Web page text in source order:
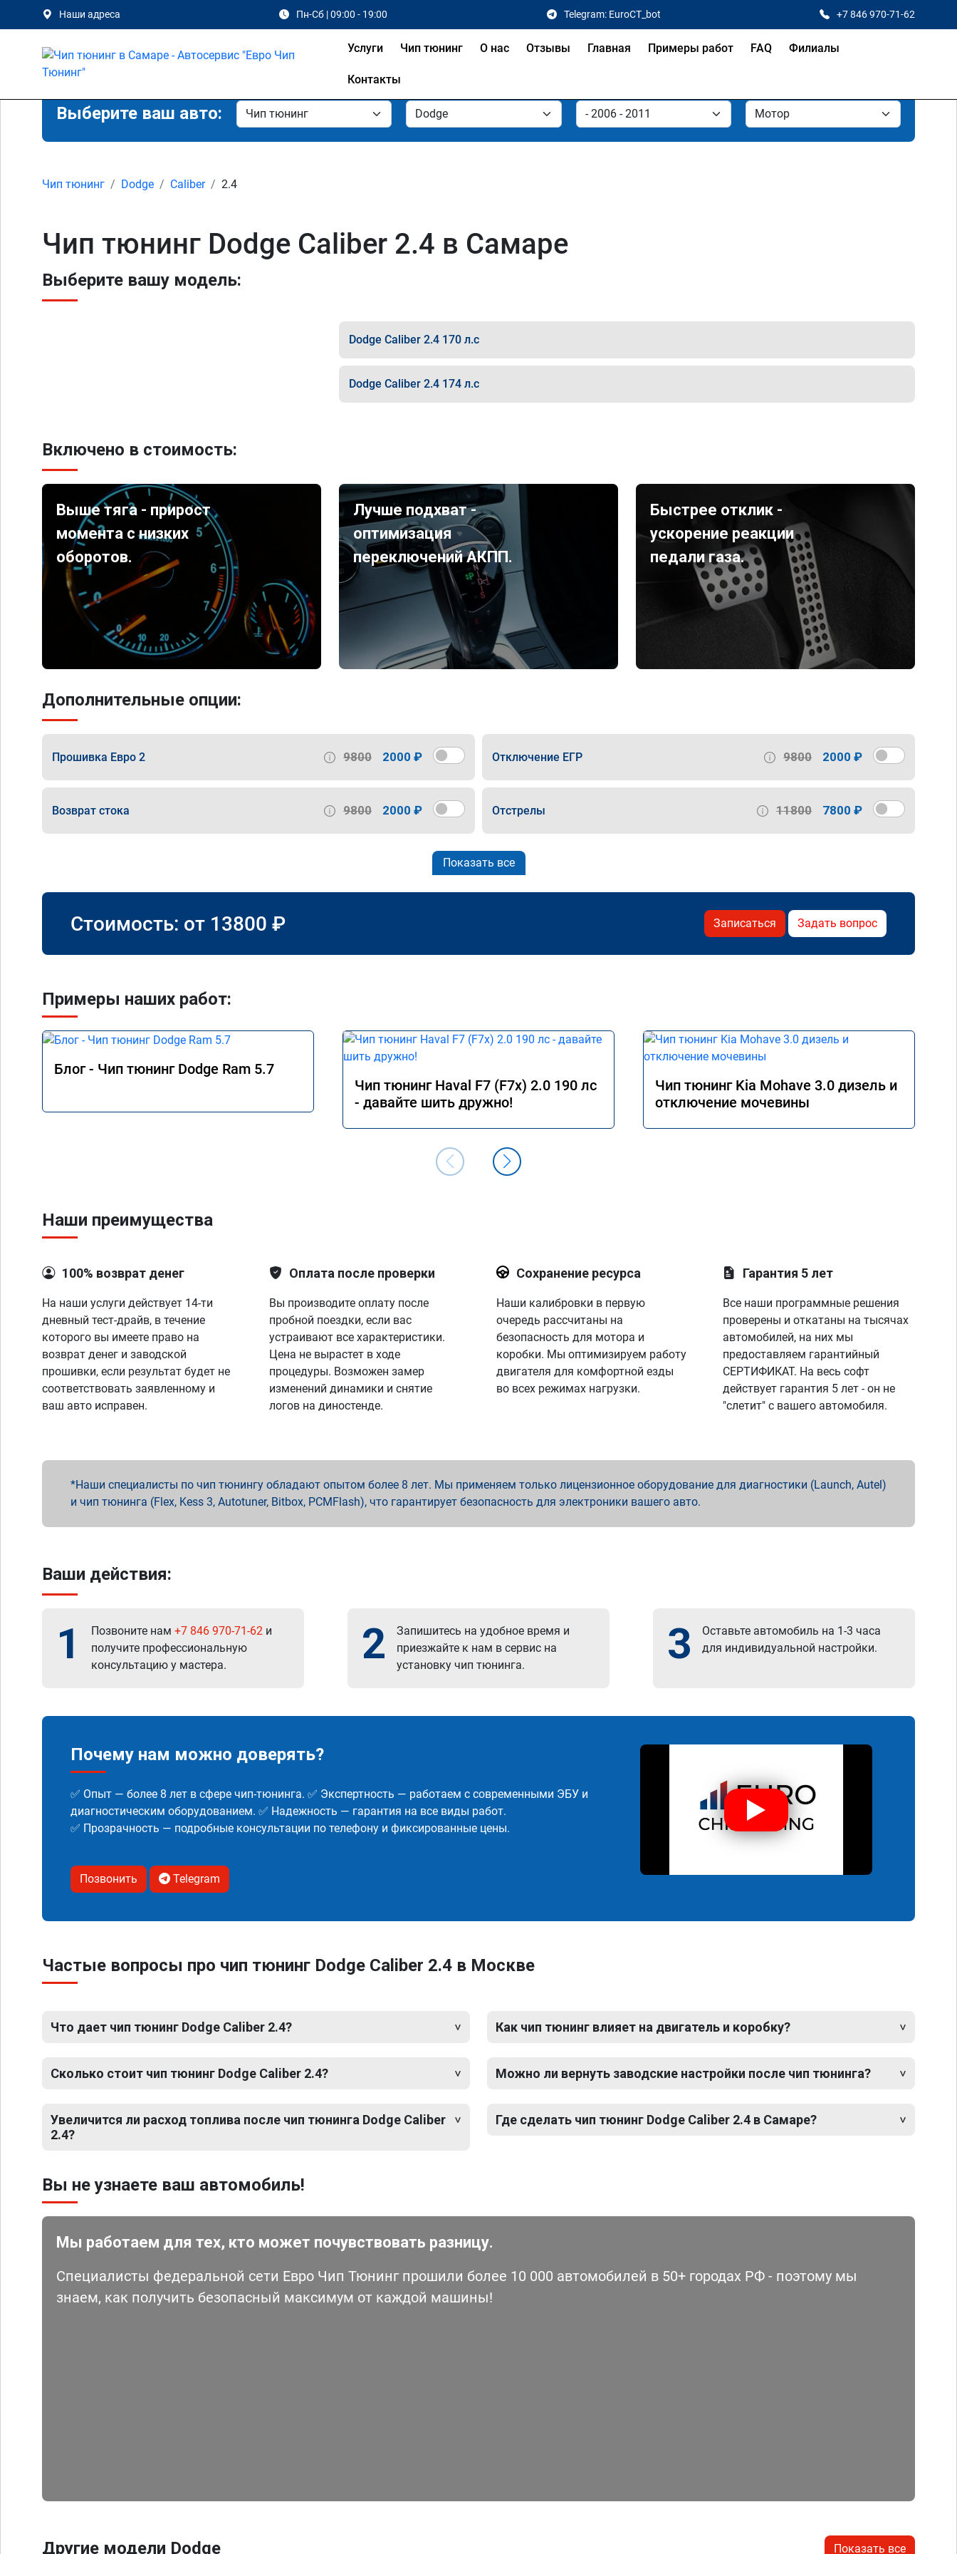
Наши адреса Пн-Сб | 09:00 - 19:00 Telegram: EuroCT_bot +7 846 970-71-62
Услуги Чип тюнинг О нас Отзывы Главная Примеры работ FAQ Филиалы
Контакты
Выберите ваш авто:
Чип тюнинг Dodge Caliber 2.4
Чип тюнинг Dodge Caliber 2.4 в Самаре
Выберите вашу модель:
Dodge Caliber 2.4 170 л.с
Dodge Caliber 2.4 174 л.с
Включено в стоимость:
Выше тяга - прирост
момента с низких
оборотов.
Лучше подхват -
оптимизация
переключений АКПП.
Быстрее отклик -
ускорение реакции
педали газа.
Дополнительные опции:
Прошивка Евро 2 9800 2000 ₽ Отключение ЕГР 9800 2000 ₽
Возврат стока 9800 2000 ₽ Отстрелы 11800 7800 ₽
Показать все
Стоимость: от 13800 ₽ Записаться Задать вопрос
Примеры наших работ:
Блог - Чип тюнинг Dodge Ram 5.7
Чип тюнинг Haval F7 (F7x) 2.0 190 лс
- давайте шить дружно!
Чип тюнинг Kia Mohave 3.0 дизель и
отключение мочевины
Наши преимущества
100% возврат денег
На наши услуги действует 14-ти
дневный тест-драйв, в течение
которого вы имеете право на
возврат денег и заводской
прошивки, если результат будет не
соответствовать заявленному и
ваш авто исправен.
Оплата после проверки
Вы производите оплату после
пробной поездки, если вас
устраивают все характеристики.
Цена не вырастет в ходе
процедуры. Возможен замер
изменений динамики и снятие
логов на диностенде.
Сохранение ресурса
Наши калибровки в первую
очередь рассчитаны на
безопасность для мотора и
коробки. Мы оптимизируем работу
двигателя для комфортной езды
во всех режимах нагрузки.
Гарантия 5 лет
Все наши программные решения
проверены и откатаны на тысячах
автомобилей, на них мы
предоставляем гарантийный
СЕРТИФИКАТ. На весь софт
действует гарантия 5 лет - он не
"слетит" с вашего автомобиля.
Наши специалисты по чип тюнингу обладают опытом более 8 лет. Мы применяем только лицензионное оборудование для диагностики (Launch, Autel)
и чип тюнинга (Flex, Kess 3, Autotuner, Bitbox, PCMFlash), что гарантирует безопасность для электроники вашего авто.
Ваши действия:
1 Позвоните нам +7 846 970-71-62 и
получите профессиональную
консультацию у мастера.
2
Запишитесь на удобное время и
приезжайте к нам в сервис на
установку чип тюнинга.
3
Оставьте автомобиль на 1-3 часа
для индивидуальной настройки.
Почему нам можно доверять?
✅ Опыт — более 8 лет в сфере чип-тюнинга. ✅ Экспертность — работаем с современными ЭБУ и
диагностическим оборудованием. ✅ Надежность — гарантия на все виды работ.
✅ Прозрачность — подробные консультации по телефону и фиксированные цены.
Позвонить Telegram
Частые вопросы про чип тюнинг Dodge Caliber 2.4 в Москве
Что дает чип тюнинг Dodge Caliber 2.4?
Сколько стоит чип тюнинг Dodge Caliber 2.4?
Увеличится ли расход топлива после чип тюнинга Dodge Caliber
2.4?
Как чип тюнинг влияет на двигатель и коробку?
Можно ли вернуть заводские настройки после чип тюнинга?
Где сделать чип тюнинг Dodge Caliber 2.4 в Самаре?
Вы не узнаете ваш автомобиль!
Мы работаем для тех, кто может почувствовать разницу.
Специалисты федеральной сети Евро Чип Тюнинг прошили более 10 000 автомобилей в 50+ городах РФ - поэтому мы
знаем, как получить безопасный максимум от каждой машины!
Другие модели Dodge Показать все